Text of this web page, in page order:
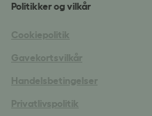
Politikker og vilkår
Cookiepolitik
Gavekortsvilkår
Handelsbetingelser
Privatlivspolitik